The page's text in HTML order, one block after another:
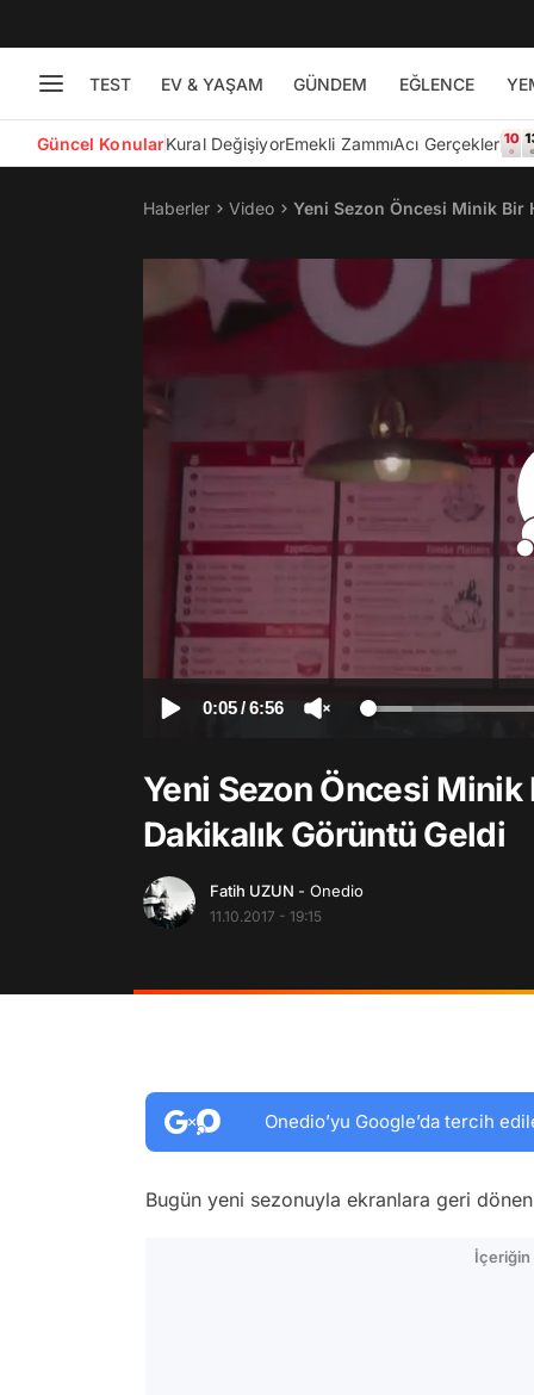
TEST EV & YAŞAM GÜNDEM EĞLENCE
Güncel KonularKural DeğişiyorEmekli ZammıAcı Gerçekler
Haberler Video Yeni Sezon Öncesi Minik Bir
0:05/6:56
Yeni Sezon Öncesi
Dakikalık Görüntü Geldi
Fatih UZUN - Onedio
11.10.2017 - 19:15
Onedio’yu Google’da tercih
Bugün yeni sezonuyla ekranlara geri
İçeriğin